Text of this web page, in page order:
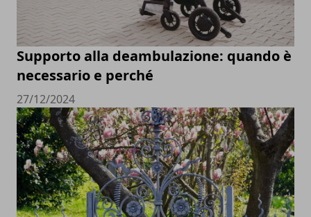
Supporto alla deambulazione: quando è
necessario e perché
27/12/2024